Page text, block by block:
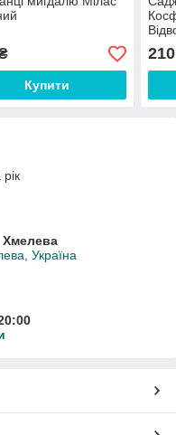
Купити
210
Хмелева
Україна